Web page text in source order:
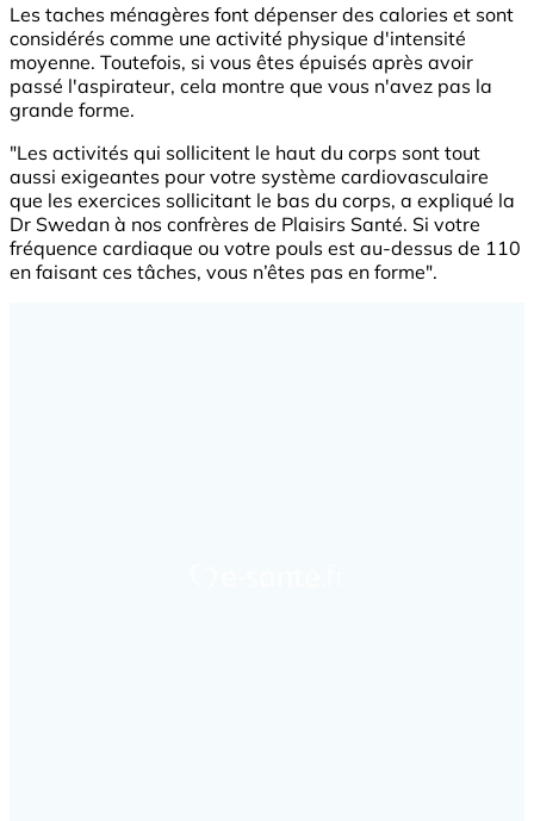
Les taches ménagères font dépenser des calories et sont
considérés comme une activité physique d'intensité
moyenne. Toutefois, si vous êtes épuisés après avoir
passé l'aspirateur, cela montre que vous n'avez pas la
grande forme.
"Les activités qui sollicitent le haut du corps sont tout
aussi exigeantes pour votre système cardiovasculaire
que les exercices sollicitant le bas du corps, a expliqué la
Dr Swedan à nos confrères de Plaisirs Santé. Si votre
fréquence cardiaque ou votre pouls est au-dessus de 110
en faisant ces tâches, vous n’êtes pas en forme".